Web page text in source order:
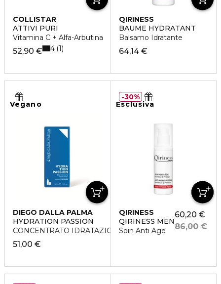
COLLISTAR
ATTIVI PURI
Vitamina C + Alfa-Arbutina
52,90 € 4 1
QIRINESS
BAUME HYDRATANT
Balsamo Idratante
64,14 €
Vegano
DIEGO DALLA PALMA
HYDRATION PASSION
CONCENTRATO IDRATAZIONE PROFONDA
51,00 €
Esclusiva
QIRINESS
QIRINESS MEN
Soin Anti Age
60,20 €
86,00 €
30%